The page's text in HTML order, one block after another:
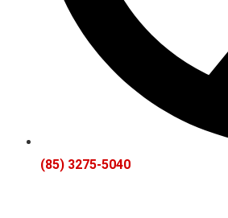
(85) 3275-5040